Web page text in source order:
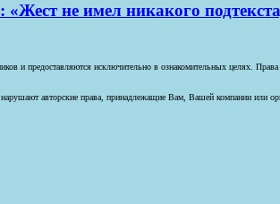
не имел никакого
и предоставляются исключительно в ознакомительных целях.
авторские права, принадлежащие Вам, Вашей компании или